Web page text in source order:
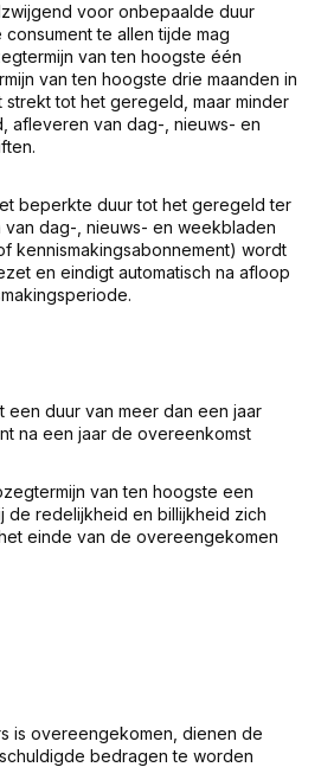
voor onbepaalde duur
te allen tijde mag
van ten hoogste één
van ten hoogste drie maanden in
tot het geregeld, maar minder
afleveren van dag-, nieuws- en
beperkte duur tot het geregeld ter
dag-, nieuws- en weekbladen
kennismakingsabonnement) wordt
en eindigt automatisch na afloop
een duur van meer dan een jaar
na een jaar de overeenkomst
van ten hoogste een
de redelijkheid en billijkheid zich
einde van de overeengekomen
is overeengekomen, dienen de
bedragen te worden